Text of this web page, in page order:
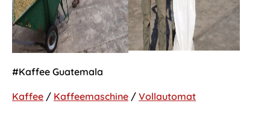
#Kaffee Guatemala
Kaffee / Kaffeemaschine / Vollautomat